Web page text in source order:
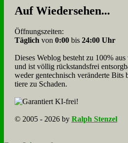
Auf Wie­der­se­hen...
Öffnungszeiten:
Täglich von 0:00bis 24:00 Uhr
Dieses Weblog besteht zu 100%
und ist völlig rück­stands­frei
weder gen­tech­nisch veränderte
tiere zu Scha­den.
© 2005 - 2026 by Ralph Stenzel